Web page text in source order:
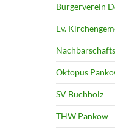
Bürgerverein
Ev.
Oktopus
SV Buchholz
THW Pankow